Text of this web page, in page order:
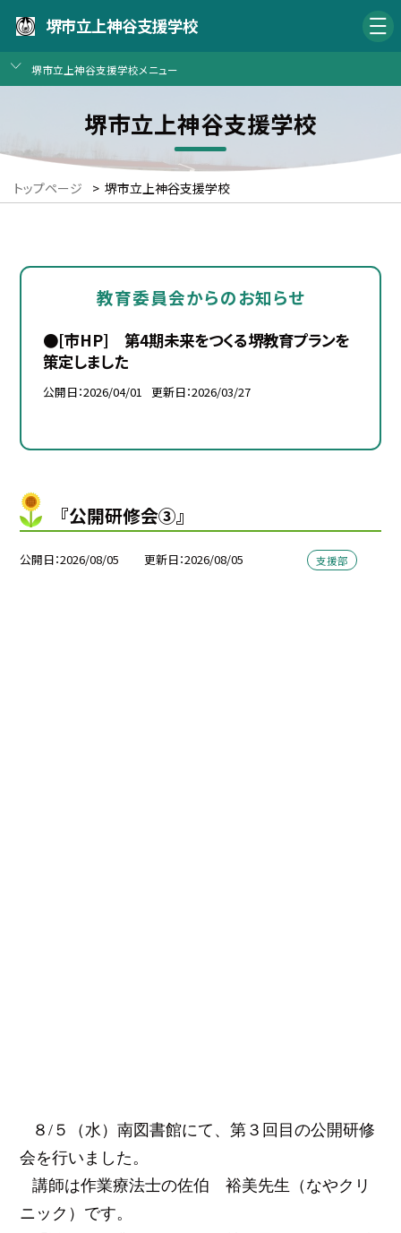
堺市立上神谷支援学校
堺市立上神谷支援学校メニュー
堺市立上神谷支援学校
トップページ > 堺市立上神谷支援学校
教育委員会からのお知らせ
●[市HP] 第4期未来をつくる堺教育プランを
策定しました
公開日 2026/04/01 更新日 2026/03/27
『公開研修会③』
公開日 2026/08/05 更新日 2026/08/05 支援部
８/ ５（水）南図書館にて、第３回目の公開研修
会を行いました。
講師は作業療法士の佐伯 裕美先生（なやクリ
ニック）です。